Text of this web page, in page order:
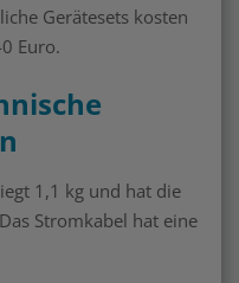
Gerätesets kosten
Euro.
1,1 kg und hat die
Stromkabel hat eine